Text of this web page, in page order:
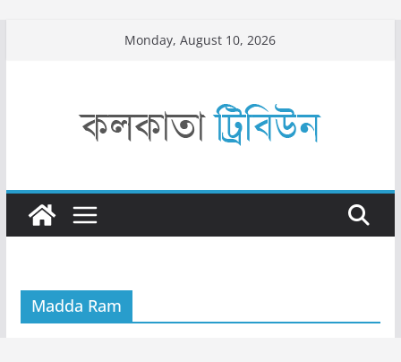
Monday, August 10, 2026
Madda Ram